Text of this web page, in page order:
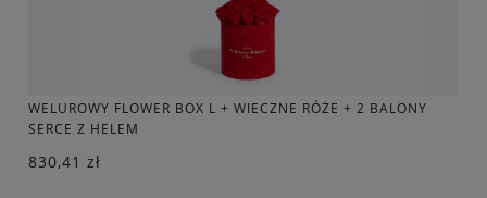
WELUROWY FLOWER BOX L + WIECZNE RÓŻE + 2 BALONY
SERCE Z HELEM
830,41 zł